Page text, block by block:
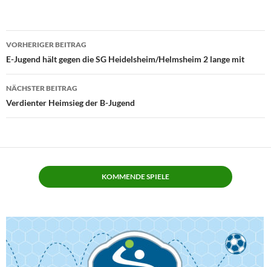
Beitragsnavigation
VORHERIGER BEITRAG
E-Jugend hält gegen die SG Heidelsheim/Helmsheim 2 lange mit
NÄCHSTER BEITRAG
Verdienter Heimsieg der B-Jugend
KOMMENDE SPIELE